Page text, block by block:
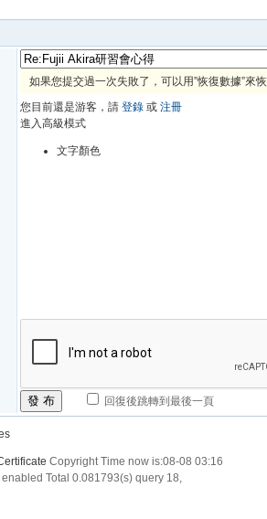
如果您提交過一次失敗了，可以用”恢復數據”來
您目前還是游客，請 登錄 或 注冊
進入高級模式
文字顏色
發 布 回復後跳轉到最後一頁
Copyright Time now is:08-08 03:16
enabled Total 0.081793(s) query 18,